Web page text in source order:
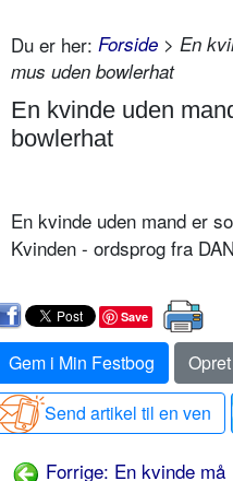
Du er her: Forside > En
mus uden bowlerhat
En kvinde uden
bowlerhat
En kvinde uden mand er
Kvinden - ordsprog fra
Save
Gem i Min Festbog
Send artikel til en ven
Forrige: En kvinde må